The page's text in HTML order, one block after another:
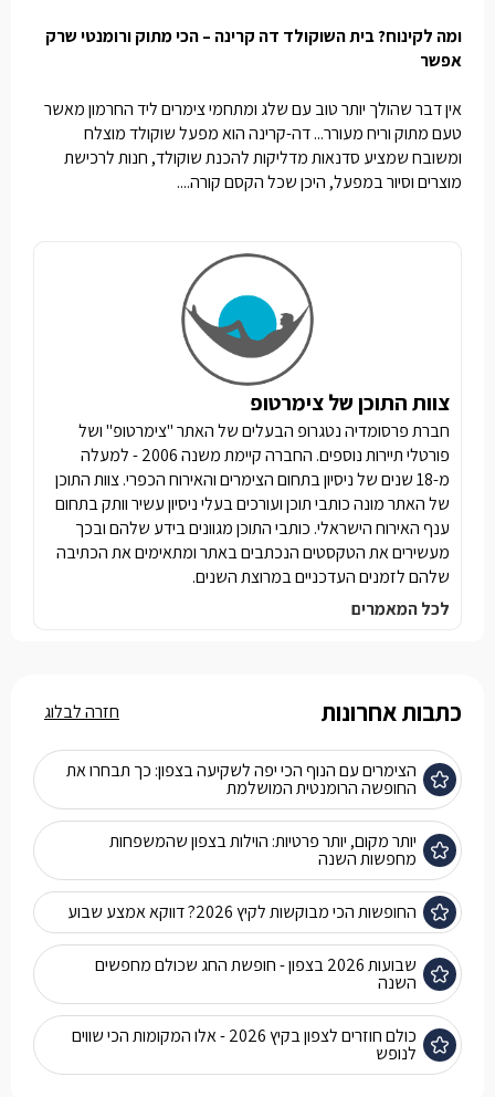
ומה לקינוח? בית השוקולד דה קרינה – הכי מתוק ורומנטי שרק
אפשר
אין דבר שהולך יותר טוב עם שלג ומתחמיצימרים ליד החרמוןמאשר
טעם מתוק וריח מעורר... דה-קרינה הוא מפעל שוקולד מוצלח
ומשובח שמציע סדנאות מדליקות להכנת שוקולד, חנות לרכישת
מוצרים וסיור במפעל, היכן שכל הקסם קורה....
צוות התוכן של צימרטופ
חברת פרסומדיה נטגרופ הבעלים של האתר "צימרטופ" ושל
פורטלי תיירות נוספים. החברה קיימת משנה 2006 - למעלה
מ-18 שנים של ניסיון בתחום הצימרים והאירוח הכפרי. צוות התוכן
של האתר מונה כותבי תוכן ועורכים בעלי ניסיון עשיר וותק בתחום
ענף האירוח הישראלי. כותבי התוכן מגוונים בידע שלהם ובכך
מעשירים את הטקסטים הנכתבים באתר ומתאימים את הכתיבה
שלהם לזמנים העדכניים במרוצת השנים.
לכל המאמרים
כתבות אחרונות
הצימרים עם הנוף הכי יפה לשקיעה בצפון: כך תבחרו את
החופשה הרומנטית המושלמת
יותר מקום, יותר פרטיות: הוילות בצפון שהמשפחות
מחפשות השנה
החופשות הכי מבוקשות לקיץ 2026? דווקא אמצע שבוע
שבועות 2026 בצפון - חופשת החג שכולם מחפשים
השנה
כולם חוזרים לצפון בקיץ 2026 - אלו המקומות הכי שווים
לנופש
חזרה לבלוג